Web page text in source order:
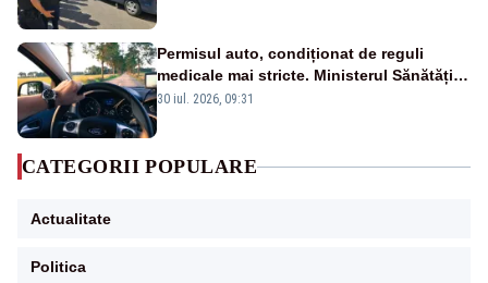
Permisul auto, condiționat de reguli
medicale mai stricte. Ministerul Sănătății
propune schimbări majore
30 iul. 2026, 09:31
CATEGORII POPULARE
Actualitate
Politica